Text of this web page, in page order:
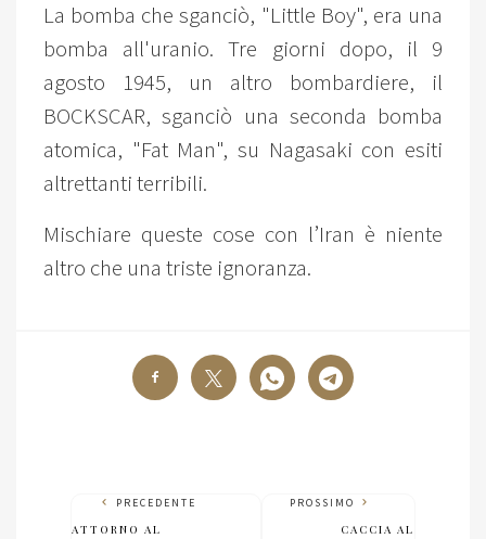
La bomba che sganciò, "Little Boy", era una
bomba all'uranio. Tre giorni dopo, il 9
agosto 1945, un altro bombardiere, il
BOCKSCAR, sganciò una seconda bomba
atomica, "Fat Man", su Nagasaki con esiti
altrettanti terribili.
Mischiare queste cose con l’Iran è niente
altro che una triste ignoranza.
PRECEDENTE
ATTORNO AL
PROSSIMO
CACCIA AL